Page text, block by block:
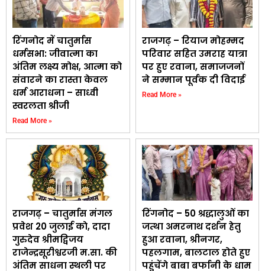
रिंगनोद में चातुर्मास
धर्मसभा: जीवात्मा का
अंतिम लक्ष्य मोक्ष, आत्मा को
संवारने का रास्ता केवल
धर्म आराधना – साध्वी
स्वरलता श्रीजी
Read More »
राजगढ़ – रियाज मोहम्मद
परिवार सहित उमराह यात्रा
पर हुए रवाना, समाजजनों
ने सम्मान पूर्वक दी विदाई
Read More »
राजगढ़ – चातुर्मास मंगल
प्रवेश 20 जुलाई काे, दादा
गुरुदेव श्रीमद्विजय
राजेन्द्रसूरीश्वरजी म.सा. की
अंतिम साधना स्थली पर
रिंगनोद – 50 श्रद्धालुओं का
जत्था अमरनाथ दर्शन हेतु
हुआ रवाना, श्रीनगर,
पहलगाम, बालटाल होते हुए
पहुंचेंगे बाबा बर्फानी के धाम